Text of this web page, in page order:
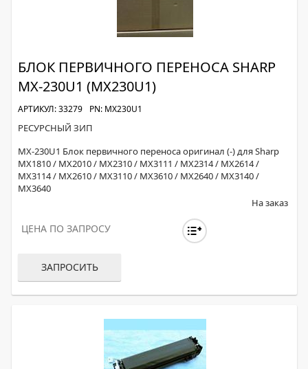
БЛОК ПЕРВИЧНОГО ПЕРЕНОСА SHARP
MX-230U1 (MX230U1)
АРТИКУЛ: 33279 PN: MX230U1
РЕСУРСНЫЙ ЗИП
MX-230U1 Блок первичного переноса оригинал (-) для Sharp
MX1810 / MX2010 / MX2310 / MX3111 / MX2314 / MX2614 /
MX3114 / MX2610 / MX3110 / MX3610 / MX2640 / MX3140 /
MX3640
На заказ
ЦЕНА ПО ЗАПРОСУ
ЗАПРОСИТЬ